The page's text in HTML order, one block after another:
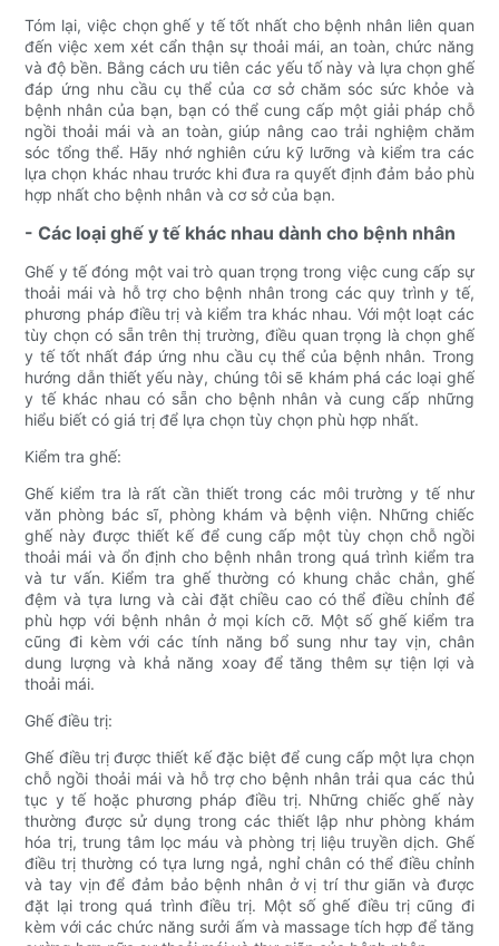
Tóm lại, việc chọn ghế y tế tốt nhất cho bệnh nhân liên quan
đến việc xem xét cẩn thận sự thoải mái, an toàn, chức năng
và độ bền. Bằng cách ưu tiên các yếu tố này và lựa chọn ghế
đáp ứng nhu cầu cụ thể của cơ sở chăm sóc sức khỏe và
bệnh nhân của bạn, bạn có thể cung cấp một giải pháp chỗ
ngồi thoải mái và an toàn, giúp nâng cao trải nghiệm chăm
sóc tổng thể. Hãy nhớ nghiên cứu kỹ lưỡng và kiểm tra các
lựa chọn khác nhau trước khi đưa ra quyết định đảm bảo phù
hợp nhất cho bệnh nhân và cơ sở của bạn.
- Các loại ghế y tế khác nhau dành cho bệnh nhân
Ghế y tế đóng một vai trò quan trọng trong việc cung cấp sự
thoải mái và hỗ trợ cho bệnh nhân trong các quy trình y tế,
phương pháp điều trị và kiểm tra khác nhau. Với một loạt các
tùy chọn có sẵn trên thị trường, điều quan trọng là chọn ghế
y tế tốt nhất đáp ứng nhu cầu cụ thể của bệnh nhân. Trong
hướng dẫn thiết yếu này, chúng tôi sẽ khám phá các loại ghế
y tế khác nhau có sẵn cho bệnh nhân và cung cấp những
hiểu biết có giá trị để lựa chọn tùy chọn phù hợp nhất.
Kiểm tra ghế:
Ghế kiểm tra là rất cần thiết trong các môi trường y tế như
văn phòng bác sĩ, phòng khám và bệnh viện. Những chiếc
ghế này được thiết kế để cung cấp một tùy chọn chỗ ngồi
thoải mái và ổn định cho bệnh nhân trong quá trình kiểm tra
và tư vấn. Kiểm tra ghế thường có khung chắc chắn, ghế
đệm và tựa lưng và cài đặt chiều cao có thể điều chỉnh để
phù hợp với bệnh nhân ở mọi kích cỡ. Một số ghế kiểm tra
cũng đi kèm với các tính năng bổ sung như tay vịn, chân
dung lượng và khả năng xoay để tăng thêm sự tiện lợi và
thoải mái.
Ghế điều trị:
Ghế điều trị được thiết kế đặc biệt để cung cấp một lựa chọn
chỗ ngồi thoải mái và hỗ trợ cho bệnh nhân trải qua các thủ
tục y tế hoặc phương pháp điều trị. Những chiếc ghế này
thường được sử dụng trong các thiết lập như phòng khám
hóa trị, trung tâm lọc máu và phòng trị liệu truyền dịch. Ghế
điều trị thường có tựa lưng ngả, nghỉ chân có thể điều chỉnh
và tay vịn để đảm bảo bệnh nhân ở vị trí thư giãn và được
đặt lại trong quá trình điều trị. Một số ghế điều trị cũng đi
kèm với các chức năng sưởi ấm và massage tích hợp để tăng